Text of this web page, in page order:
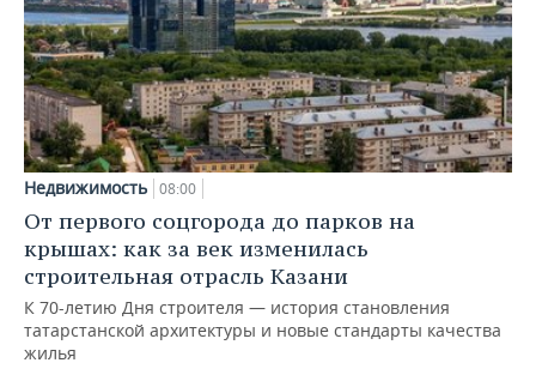
Недвижимость 08:00
От первого соцгорода до парков на
крышах: как за век изменилась
строительная отрасль Казани
К 70-летию Дня строителя — история становления
татарстанской архитектуры и новые стандарты качества
жилья